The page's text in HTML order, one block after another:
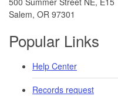
Salem, OR 973​01
Popular Links
Help Center
Records request